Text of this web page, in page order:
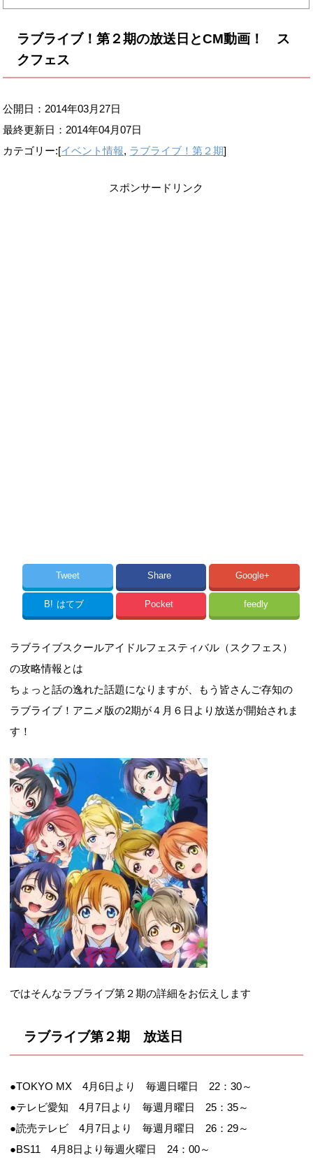
ラブライブ！第２期の放送日とCM動画！ ス
クフェス
公開日：2014年03月27日
最終更新日： 2014年04月07日
カテゴリー:[イベント情報, ラブライブ！第２期]
スポンサードリンク
Tweet Share Google+
B! はてブ Pocket feedly
ラブライブスクールアイドルフェスティバル（スクフェス）
の攻略情報とは
ちょっと話の逸れた話題になりますが、もう皆さんご存知の
ラブライブ！アニメ版の2期が４月６日より放送が開始されま
す！
ではそんなラブライブ第２期の詳細をお伝えします
ラブライブ第２期 放送日
●TOKYO MX 4月6日より 毎週日曜日 22：30～
●テレビ愛知 4月7日より 毎週月曜日 25：35～
●読売テレビ 4月7日より 毎週月曜日 26：29～
●BS11 4月8日より毎週火曜日 24：00～